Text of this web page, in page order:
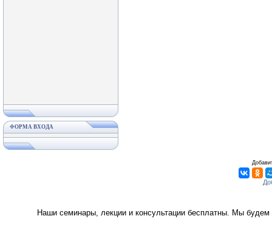
ФОРМА ВХОДА
Наши семинары, лекции и консультации бесплатны. Мы